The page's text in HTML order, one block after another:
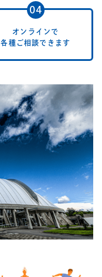
オンラインで
各種ご相談できます